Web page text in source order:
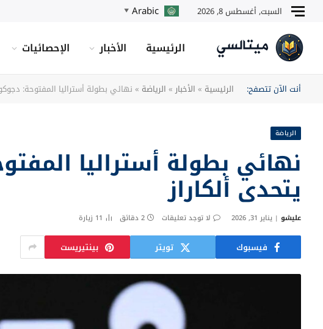
السبت, أغسطس 8, 2026 Arabic
▼
الرئيسية الأخبار الإحصائيات
أنت الآن تتصفح: الرئيسية » الأخبار» الرياضة » نهائي بطولة أستراليا المفتوحة:
الرياضة
نهائي بطولة أستراليا
يتحدى ألكاراز
عليشو يناير 31, 2026 لا توجد تعليقات 2 دقائق 11 زيارة
فيسبوك تويتر بينتيريست